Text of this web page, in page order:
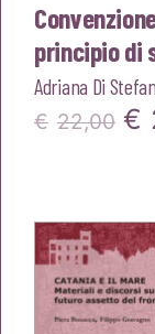
principio di
Adriana Di
€ 22,00 Il
€